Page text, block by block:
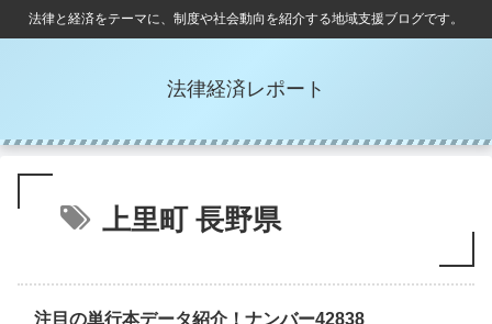
法律と経済をテーマに、制度や社会動向を紹介する地域支援ブログです。
法律経済レポート
上里町 長野県
注目の単行本データ紹介！ナンバー42838